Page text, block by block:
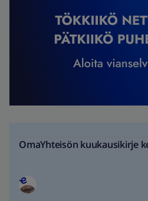
OmaYhteisön kuukausikirje